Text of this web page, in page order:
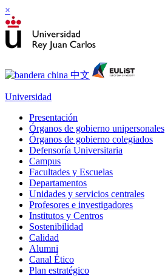
×
Universidad
Presentación
Órganos de gobierno unipersonales
Órganos de gobierno colegiados
Defensoría Universitaria
Campus
Facultades y Escuelas
Departamentos
Unidades y servicios centrales
Profesores e investigadores
Institutos y Centros
Sostenibilidad
Calidad
Alumni
Canal Ético
Plan estratégico